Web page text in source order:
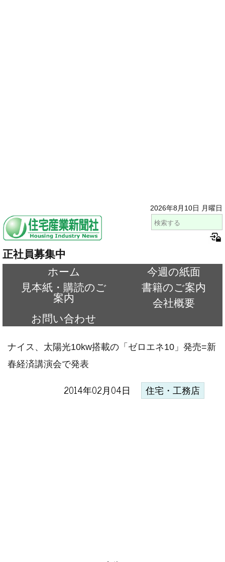
2026年8月10日 月曜日
正社員募集中
ホーム
今週の紙面
見本紙・購読のご
案内
書籍のご案内
会社概要
お問い合わせ
ナイス、太陽光10kw搭載の「ゼロエネ10」発売=新
春経済講演会で発表
2014年02月04日 住宅・工務店